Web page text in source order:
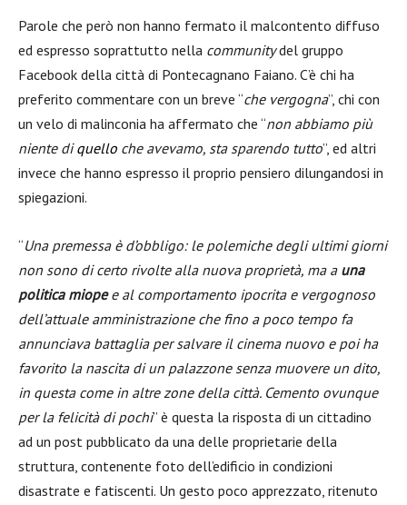
Parole che però non hanno fermato il malcontento diffuso
ed espresso soprattutto nella communitydel gruppo
Facebook della città di Pontecagnano Faiano. C’è chi ha
preferito commentare con un breve “che vergogna”, chi con
un velo di malinconia ha affermato che “non abbiamo più
niente diquello che avevamo, sta sparendo tutto”, ed altri
invece che hanno espresso il proprio pensiero dilungandosi in
spiegazioni.
“Una premessa è d’obbligo: le polemiche degli ultimi giorni
non sono di certo rivolte alla nuova proprietà, ma a una
politica miopee al comportamento ipocrita e vergognoso
dell’attuale amministrazione che fino a poco tempo fa
annunciava battaglia per salvare il cinema nuovo e poi ha
favorito la nascita di un palazzone senza muovere un dito,
in questa come in altre zone della città. Cemento ovunque
per la felicità di pochi” è questa la risposta di un cittadino
ad un post pubblicato da una delle proprietarie della
struttura, contenente foto dell’edificio in condizioni
disastrate e fatiscenti. Un gesto poco apprezzato, ritenuto